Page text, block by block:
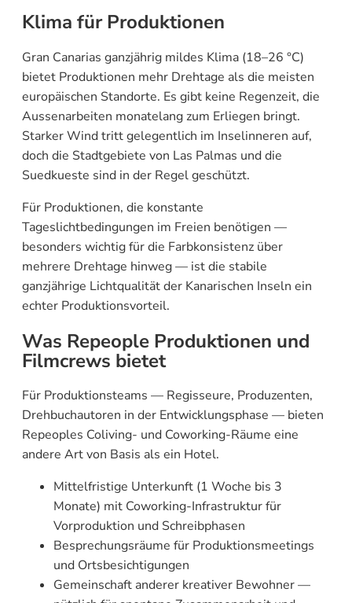
Klima für Produktionen
Gran Canarias ganzjährig mildes Klima (18–26 °C)
bietet Produktionen mehr Drehtage als die meisten
europäischen Standorte. Es gibt keine Regenzeit, die
Aussenarbeiten monatelang zum Erliegen bringt.
Starker Wind tritt gelegentlich im Inselinneren auf,
doch die Stadtgebiete von Las Palmas und die
Suedkueste sind in der Regel geschützt.
Für Produktionen, die konstante
Tageslichtbedingungen im Freien benötigen —
besonders wichtig für die Farbkonsistenz über
mehrere Drehtage hinweg — ist die stabile
ganzjährige Lichtqualität der Kanarischen Inseln ein
echter Produktionsvorteil.
Was Repeople Produktionen und
Filmcrews bietet
Für Produktionsteams — Regisseure, Produzenten,
Drehbuchautoren in der Entwicklungsphase — bieten
Repeoples Coliving- und Coworking-Räume eine
andere Art von Basis als ein Hotel.
Mittelfristige Unterkunft (1 Woche bis 3
Monate) mit Coworking-Infrastruktur für
Vorproduktion und Schreibphasen
Besprechungsräume für Produktionsmeetings
und Ortsbesichtigungen
Gemeinschaft anderer kreativer Bewohner —